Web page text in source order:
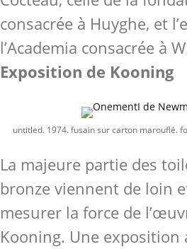
consacrée à Huyghe, et
l’Academia consacrée à
Exposition de Kooning
untitled. 1974. fusain sur carton marouflé.
La majeure partie des
bronze viennent de loin
mesurer la force de
Kooning. Une exposition